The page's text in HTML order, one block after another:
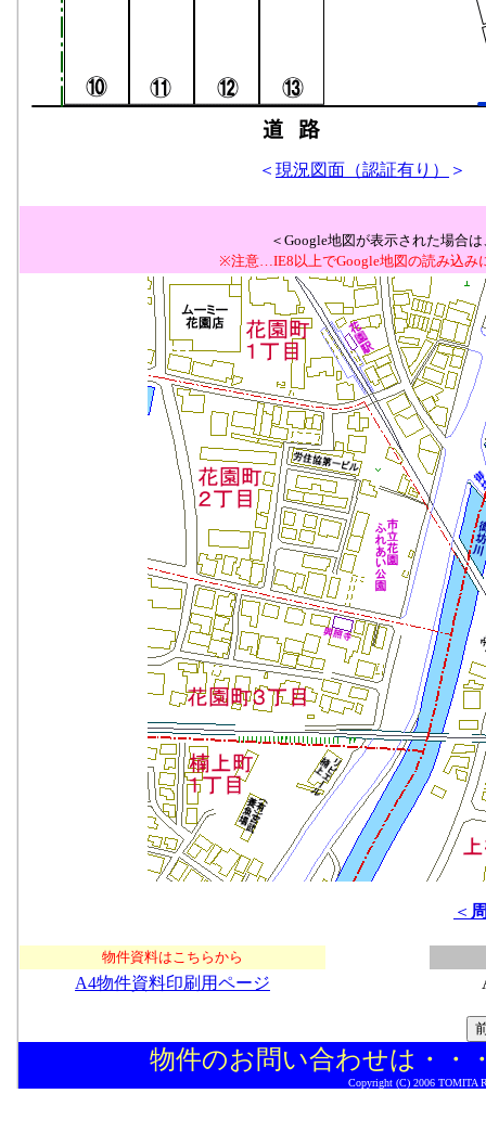
＜ 現況図面（認証有り） ＞
＜Google地図が表示された場合
※注意…IE8以上でGoogle地図の読み込み
＜
物件資料はこちらから
A4物件資料印刷用ページ
物件のお問い合わせは・
Copyright (C) 2006 TOMITA